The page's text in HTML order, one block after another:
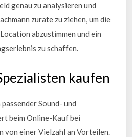
genau zu analysieren und
zurate zu ziehen, um die
abzustimmen und ein
zu schaffen.
kaufen
Sound- und
beim Online-Kauf bei
von einer Vielzahl an Vorteilen.